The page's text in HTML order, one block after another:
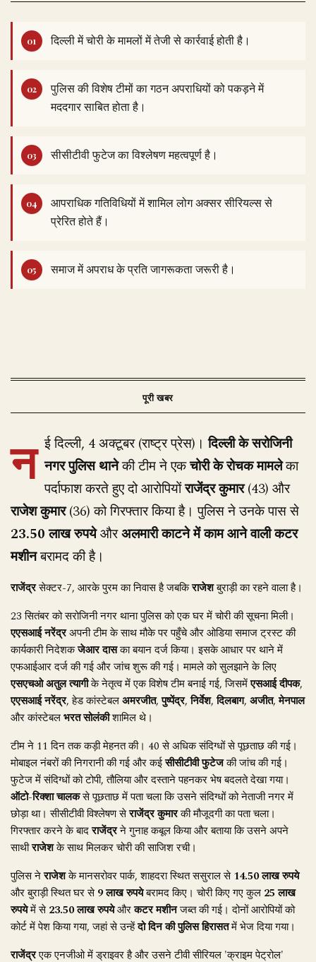
दिल्ली में चोरी के मामलों में तेजी से कार्रवाई होती है।
पुलिस की विशेष टीमों का गठन अपराधियों को पकड़ने में
मददगार साबित होता है।
सीसीटीवी फुटेज का विश्लेषण महत्वपूर्ण है।
आपराधिक गतिविधियों में शामिल लोग अक्सर सीरियल्स से
प्रेरित होते हैं।
समाज में अपराध के प्रति जागरूकता जरूरी है।
न ई दिल्ली, 4 अक्टूबर (राष्ट्र प्रेस)।दिल्ली के सरोजिनी
नगर पुलिस थानेकी टीम ने एकचोरी के रोचक मामलेका
पर्दाफाश करते हुए दो आरोपियोंराजेंद्र कुमार(43) और
राजेश कुमार(36) को गिरफ्तार किया है। पुलिस ने उनके पास से
23.50 लाख रुपयेऔरअलमारी काटने में काम आने वाली कटर
मशीनबरामद की है।
राजेंद्रसेक्टर-7, आरके पुरम का निवास है जबकिराजेशबुराड़ी का रहने वाला है।
23 सितंबर को सरोजिनी नगर थाना पुलिस को एक घर में चोरी की सूचना मिली।
एएसआई नरेंद्रअपनी टीम के साथ मौके पर पहुँचे और ओडिया समाज ट्रस्ट की
कार्यकारी निदेशकजेआर दासका बयान दर्ज किया। इसके आधार पर थाने में
एफआईआर दर्ज की गई और जांच शुरू की गई। मामले को सुलझाने के लिए
एसएचओ अतुल त्यागीके नेतृत्व में एक विशेष टीम बनाई गई, जिसमेंएसआई दीपक,
एएसआई नरेंद्र, हेड कांस्टेबलअमरजीत,पुष्पेंद्र,निर्वेश,दिलबाग, अजीत,मेनपाल
और कांस्टेबलभरत सोलंकीशामिल थे।
टीम ने 11 दिन तक कड़ी मेहनत की। 40 से अधिक संदिग्धों से पूछताछ की गई।
मोबाइल नंबरों की निगरानी की गई और कईसीसीटीवी फुटेजकी जांच की गई।
फुटेज में संदिग्धों को टोपी, तौलिया और दस्ताने पहनकर भेष बदलते देखा गया।
ऑटो-रिक्शा चालकसे पूछताछ में पता चला कि उसने संदिग्धों को नेताजी नगर में
छोड़ा था। सीसीटीवी विश्लेषण सेराजेंद्र कुमारकी मौजूदगी का पता चला।
गिरफ्तार करने के बादराजेंद्रने गुनाह कबूल किया और बताया कि उसने अपने
साथीराजेशके साथ मिलकर चोरी की साजिश रची।
पुलिस नेराजेशके मानसरोवर पार्क, शाहदरा स्थित ससुराल से14.50 लाख रुपये
और बुराड़ी स्थित घर से9 लाख रुपयेबरामद किए। चोरी किए गए कुल 25 लाख
रुपयेमें से23.50 लाख रुपयेऔरकटर मशीनजब्त की गई। दोनों आरोपियों को
कोर्ट में पेश किया गया, जहां से उन्हेंदो दिन की पुलिस हिरासतमें भेज दिया गया।
राजेंद्रएक एनजीओ में ड्राइवर है और उसने टीवी सीरियल 'क्राइम पेट्रोल'